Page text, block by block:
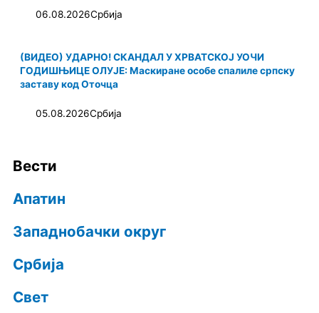
06.08.2026Србија
(ВИДЕО) УДАРНО! СКАНДАЛ У ХРВАТСКОЈ УОЧИ
ГОДИШЊИЦЕ ОЛУЈЕ: Маскиране особе спалиле српску
заставу код Оточца
05.08.2026Србија
Вести
Апатин
Западнобачки округ
Србија
Свет